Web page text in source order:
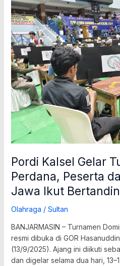
Pordi Kalsel Gelar
Perdana, Peserta
Jawa Ikut
Olahraga / Sultan
BANJARMASIN – Turnamen
resmi dibuka di GOR
(13/9/2025). Ajang ini diikuti
dan digelar selama dua hari,
Kalsel
Gelar
Turnamen
Domino
Perdana,
Peserta
dari
Papua
hingga
Jawa
Ikut
Bertanding